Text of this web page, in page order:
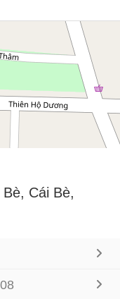
Cái Bè,